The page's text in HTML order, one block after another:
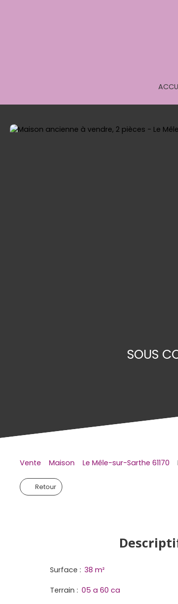
SOUS
Vente Maison Le Mêle-sur-Sarthe 61170
Retour
Surface : 38 m²
Terrain : 05 a 60 ca